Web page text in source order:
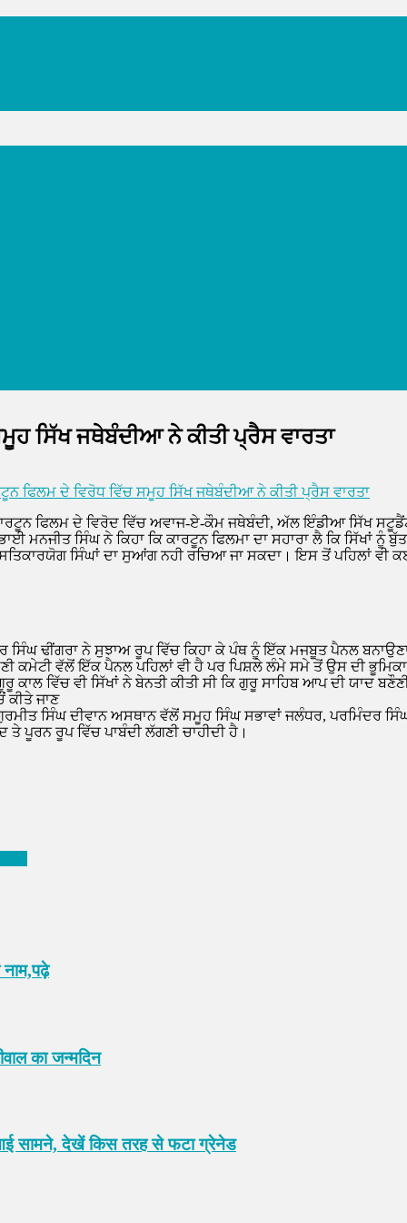
ਸਿੱਖ ਜਥੇਬੰਦੀਆ ਨੇ ਕੀਤੀ ਪ੍ਰੈਸ ਵਾਰਤਾ
ਫਿਲਮ ਦੇ ਵਿਰੋਧ ਵਿੱਚ ਸਮੂਹ ਸਿੱਖ ਜਥੇਬੰਦੀਆ ਨੇ ਕੀਤੀ ਪ੍ਰੈਸ ਵਾਰਤਾ
ਫਿਲਮ ਦੇ ਵਿਰੋਦ ਵਿੱਚ ਅਵਾਜ-ਏ-ਕੌਮ ਜਥੇਬੰਦੀ, ਅੱਲ ਇੰਡੀਆ ਸਿੱਖ
ਮਨਜੀਤ ਸਿੰਘ ਨੇ ਕਿਹਾ ਕਿ ਕਾਰਟੂਨ ਫਿਲਮਾ ਦਾ ਸਹਾਰਾ ਲੈ ਕਿ ਸਿੱਖਾਂ ਨੂੰ
ਸਿੰਘਾਂ ਦਾ ਸੁਆਂਗ ਨਹੀ ਰਚਿਆ ਜਾ ਸਕਦਾ। ਇਸ ਤੋਂ ਪਹਿਲਾਂ ਵੀ
ਨੇ ਸੁਝਾਅ ਰੂਪ ਵਿੱਚ ਕਿਹਾ ਕੇ ਪੰਥ ਨੂੰ ਇੱਕ ਮਜਬੂਤ ਪੈਨਲ ਬਨਾਉਣਾ
ਕਮੇਟੀ ਵੱਲੋਂ ਇੱਕ ਪੈਨਲ ਪਹਿਲਾਂ ਵੀ ਹੈ ਪਰ ਪਿਸ਼ਲੇ ਲੰਮੇ ਸਮੇ ਤੋਂ ਉਸ ਦੀ ਭੂਮਿਕਾ
ਵਿੱਚ ਵੀ ਸਿੱਖਾਂ ਨੇ ਬੇਨਤੀ ਕੀਤੀ ਸੀ ਕਿ ਗੁਰੂ ਸਾਹਿਬ ਆਪ ਦੀ ਯਾਦ
ਜਾਣ
ਸਿੰਘ ਦੀਵਾਨ ਅਸਥਾਨ ਵੱਲੋਂ ਸਮੂਹ ਸਿੰਘ ਸਭਾਵਾਂ ਜਲੰਧਰ, ਪਰਮਿੰਦਰ
ਪੂਰਨ ਰੂਪ ਵਿੱਚ ਪਾਬੰਦੀ ਲੱਗਣੀ ਚਾਹੀਦੀ ਹੈ।
नाम,पढ़े
का जन्मदिन
सामने, देखें किस तरह से फटा ग्रेनेड